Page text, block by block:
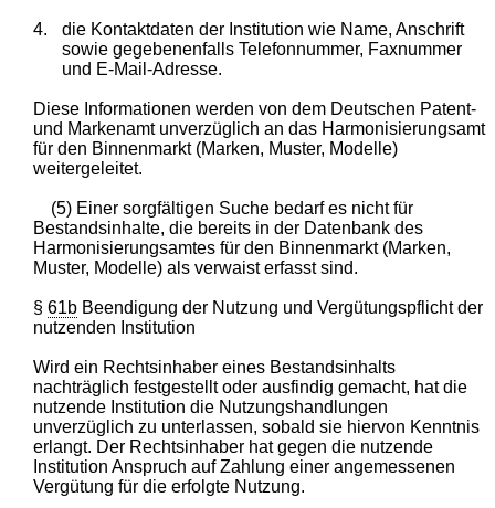
4.
die Kontaktdaten der Institution wie Name, Anschrift
sowie gegebenenfalls Telefonnummer, Faxnummer
und E-Mail-Adresse.
Diese Informationen werden von dem Deutschen Patent-
und Markenamt unverzüglich an das Harmonisierungsamt
für den Binnenmarkt (Marken, Muster, Modelle)
weitergeleitet.
(5) Einer sorgfältigen Suche bedarf es nicht für
Bestandsinhalte, die bereits in der Datenbank des
Harmonisierungsamtes für den Binnenmarkt (Marken,
Muster, Modelle) als verwaist erfasst sind.
§61b Beendigung der Nutzung und Vergütungspflicht der
nutzenden Institution
Wird ein Rechtsinhaber eines Bestandsinhalts
nachträglich festgestellt oder ausfindig gemacht, hat die
nutzende Institution die Nutzungshandlungen
unverzüglich zu unterlassen, sobald sie hiervon Kenntnis
erlangt. Der Rechtsinhaber hat gegen die nutzende
Institution Anspruch auf Zahlung einer angemessenen
Vergütung für die erfolgte Nutzung.